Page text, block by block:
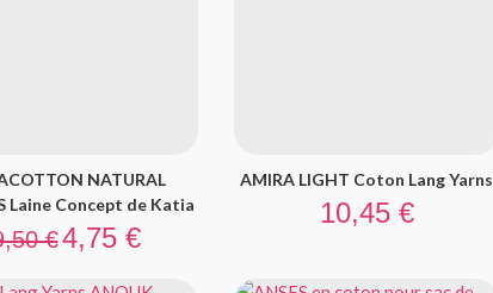
NATURAL
Laine Concept de Katia
de base
€ Prix
4,75 €
AMIRA LIGHT Coton Lang Yarns
Prix
10,45 €